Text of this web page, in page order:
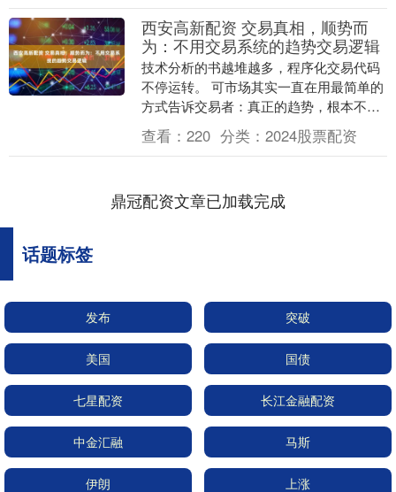
西安高新配资 交易真相，顺势而
为：不用交易系统的趋势交易逻辑
技术分析的书越堆越多，程序化交易代码
不停运转。 可市场其实一直在用最简单的
方式告诉交易者：真正的趋势，根本不需
要复杂规则来界定。 K线图上那条向上的
曲线，成交量....
查看： 220 分类： 2024股票配资
鼎冠配资文章已加载完成
话题标签
发布 突破
美国 国债
七星配资 长江金融配资
中金汇融 马斯
伊朗 上涨